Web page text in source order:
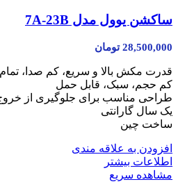
ساکشن یوول مدل 7A-23B
28,500,000 تومان
قدرت مکش بالا و سریع، کم صدا، تمام
کم حجم، سبک، قابل حمل
طراحی مناسب برای جلوگیری از
یک سال گارانتی
ساخت چین
افزودن به علاقه مندی
اطلاعات بیشتر
مشاهده سریع